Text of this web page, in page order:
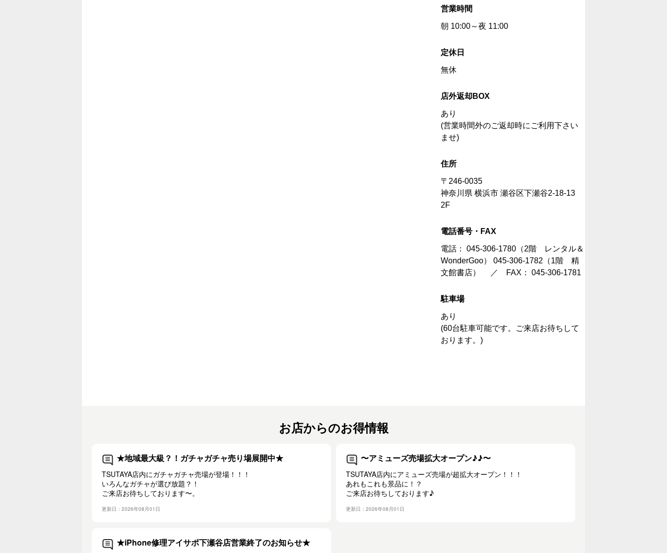
営業時間
朝 10:00～夜 11:00
定休日
無休
店外返却BOX
あり
(営業時間外のご返却時にご利用下さい
ませ)
住所
〒246-0035
神奈川県 横浜市 瀬谷区下瀬谷2-18-13
2F
電話番号・FAX
電話：
045-306-1780（2階 レンタル＆
WonderGoo） 045-306-1782（1階 精
文館書店）
／ FAX： 045-306-1781
駐車場
あり
(60台駐車可能です。ご来店お待ちして
おります。)
お店からのお得情報
★地域最大級？！ガチャガチャ売り場展開中★
TSUTAYA店内にガチャガチャ売場が登場！！！
いろんなガチャが選び放題？！
ご来店お待ちしております〜。
更新日：2026年08月01日
〜アミューズ売場拡大オープン♪♪〜
TSUTAYA店内にアミューズ売場が超拡大オープン！！！
あれもこれも景品に！？
ご来店お待ちしております♪
更新日：2026年08月01日
★iPhone修理アイサポ下瀬谷店営業終了のお知らせ★